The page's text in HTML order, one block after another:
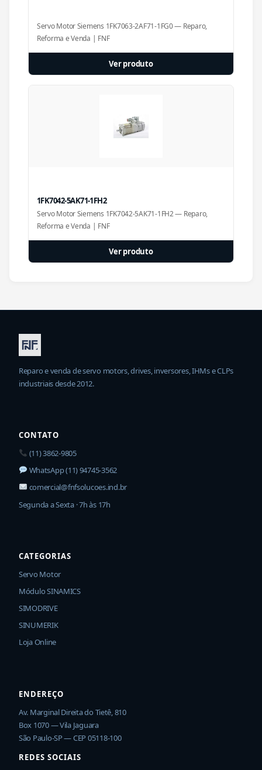
Servo Motor Siemens 1FK7063-2AF71-1FG0 — Reparo,
Reforma e Venda | FNF
Ver produto
1FK7042-5AK71-1FH2
Servo Motor Siemens 1FK7042-5AK71-1FH2 — Reparo,
Reforma e Venda | FNF
Ver produto
Reparo e venda de servo motors, drives, inversores, IHMs e CLPs
industriais desde 2012.
CONTATO
(11) 3862-9805
WhatsApp (11) 94745-3562
comercial@fnfsolucoes.ind.br
Segunda a Sexta · 7h às 17h
CATEGORIAS
Servo Motor
Módulo SINAMICS
SIMODRIVE
SINUMERIK
Loja Online
ENDEREÇO
Av. Marginal Direita do Tietê, 810
Box 1070 — Vila Jaguara
São Paulo-SP — CEP 05118-100
REDES SOCIAIS